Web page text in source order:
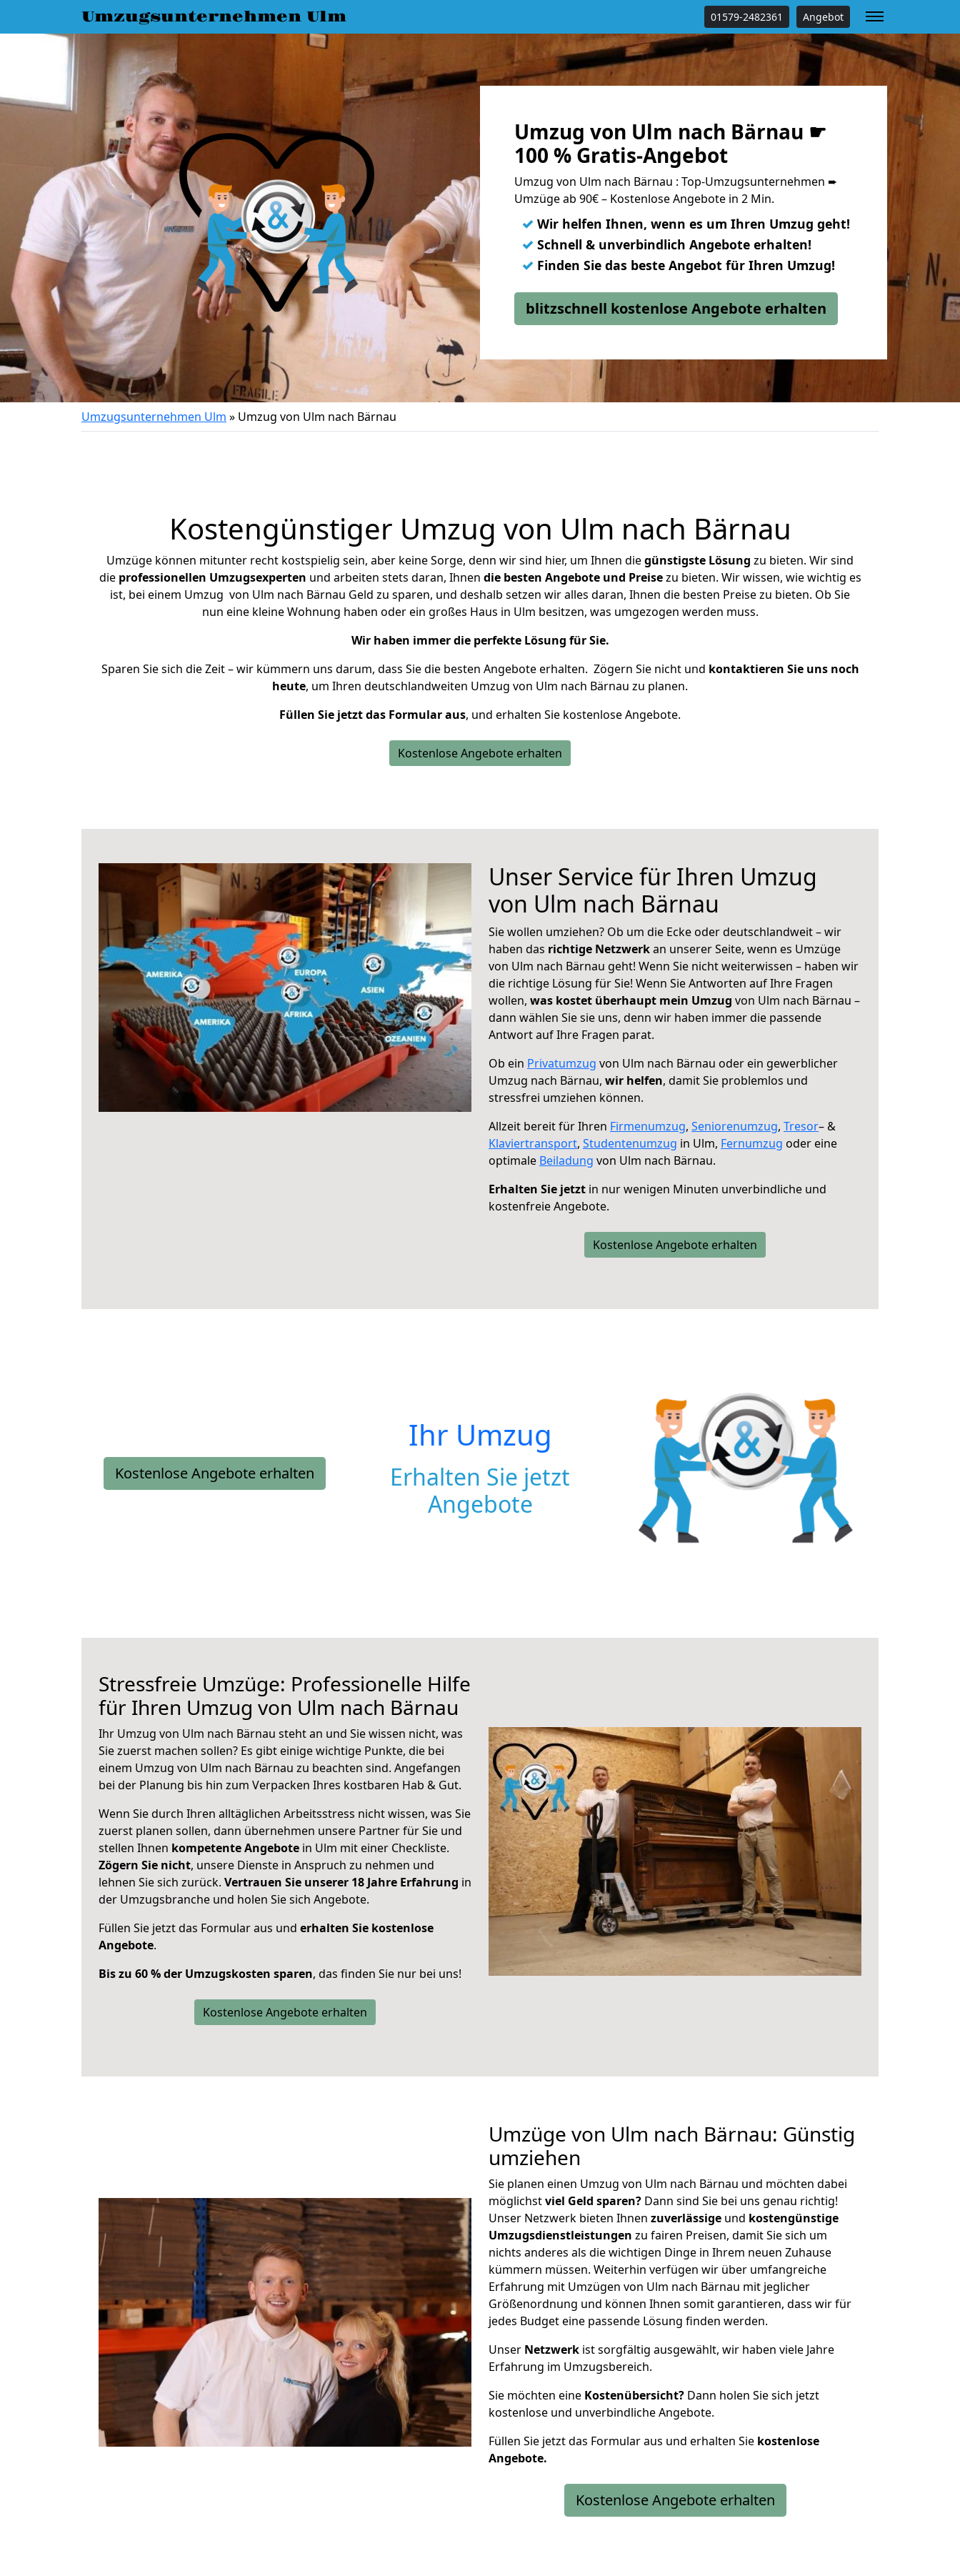
Umzugsunternehmen Ulm 01579-2482361 Angebot
Umzug von Ulm nach Bärnau ☛
100 % Gratis-Angebot
Umzug von Ulm nach Bärnau : Top-Umzugsunternehmen ➨
Umzüge ab 90€ – Kostenlose Angebote in 2 Min.
✓ Wir helfen Ihnen, wenn es um Ihren Umzug geht!
✓ Schnell & unverbindlich Angebote erhalten!
✓ Finden Sie das beste Angebot für Ihren Umzug!
blitzschnell kostenlose Angebote erhalten
Umzugsunternehmen Ulm » Umzug von Ulm nach Bärnau
Kostengünstiger Umzug von Ulm nach Bärnau
Umzüge können mitunter recht kostspielig sein, aber keine Sorge, denn wir sind hier, um Ihnen diegünstigste Lösung zu bieten. Wir sind
die professionellen Umzugsexperten und arbeiten stets daran, Ihnen die besten Angebote und Preisezu bieten. Wir wissen, wie wichtig es
ist, bei einem Umzug von Ulm nach Bärnau Geld zu sparen, und deshalb setzen wir alles daran, Ihnen die besten Preise zu bieten. Ob Sie
nun eine kleine Wohnung haben oder ein großes Haus in Ulm besitzen, was umgezogen werden muss.
Wir haben immer die perfekte Lösung für Sie.
Sparen Sie sich die Zeit – wir kümmern uns darum, dass Sie die besten Angebote erhalten. Zögern Sie nicht und kontaktieren Sie uns noch
heute, um Ihren deutschlandweiten Umzug von Ulm nach Bärnau zu planen.
Füllen Sie jetzt das Formular aus, und erhalten Sie kostenlose Angebote.
Kostenlose Angebote erhalten
Unser Service für Ihren Umzug
von Ulm nach Bärnau
Sie wollen umziehen? Ob um die Ecke oder deutschlandweit – wir
haben das richtige Netzwerkan unserer Seite, wenn es Umzüge
von Ulm nach Bärnau geht! Wenn Sie nicht weiterwissen – haben wir
die richtige Lösung für Sie! Wenn Sie Antworten auf Ihre Fragen
wollen, was kostet überhaupt mein Umzug von Ulm nach Bärnau –
dann wählen Sie sie uns, denn wir haben immer die passende
Antwort auf Ihre Fragen parat.
Ob ein Privatumzug von Ulm nach Bärnau oder ein gewerblicher
Umzug nach Bärnau, wir helfen, damit Sie problemlos und
stressfrei umziehen können.
Allzeit bereit für Ihren Firmenumzug, Seniorenumzug, Tresor– &
Klaviertransport, Studentenumzug in Ulm, Fernumzug oder eine
optimale Beiladung von Ulm nach Bärnau.
Erhalten Sie jetzt in nur wenigen Minuten unverbindliche und
kostenfreie Angebote.
Kostenlose Angebote erhalten
Kostenlose Angebote erhalten
Ihr Umzug
Erhalten Sie jetzt
Angebote
Stressfreie Umzüge: Professionelle Hilfe
für Ihren Umzug von Ulm nach Bärnau
Ihr Umzug von Ulm nach Bärnau steht an und Sie wissen nicht, was
Sie zuerst machen sollen? Es gibt einige wichtige Punkte, die bei
einem Umzug von Ulm nach Bärnau zu beachten sind. Angefangen
bei der Planung bis hin zum Verpacken Ihres kostbaren Hab & Gut.
Wenn Sie durch Ihren alltäglichen Arbeitsstress nicht wissen, was Sie
zuerst planen sollen, dann übernehmen unsere Partner für Sie und
stellen Ihnen kompetente Angebote in Ulm mit einer Checkliste.
Zögern Sie nicht, unsere Dienste in Anspruch zu nehmen und
lehnen Sie sich zurück. Vertrauen Sie unserer 18 Jahre Erfahrung in
der Umzugsbranche und holen Sie sich Angebote.
Füllen Sie jetzt das Formular aus und erhalten Sie kostenlose
Angebote.
Bis zu 60 % der Umzugskosten sparen, das finden Sie nur bei uns!
Kostenlose Angebote erhalten
Umzüge von Ulm nach Bärnau: Günstig
umziehen
Sie planen einen Umzug von Ulm nach Bärnau und möchten dabei
möglichstviel Geld sparen? Dann sind Sie bei uns genau richtig!
Unser Netzwerk bieten Ihnen zuverlässige und kostengünstige
Umzugsdienstleistungen zu fairen Preisen, damit Sie sich um
nichts anderes als die wichtigen Dinge in Ihrem neuen Zuhause
kümmern müssen. Weiterhin verfügen wir über umfangreiche
Erfahrung mit Umzügen von Ulm nach Bärnau mit jeglicher
Größenordnung und können Ihnen somit garantieren, dass wir für
jedes Budget eine passende Lösung finden werden.
Unser Netzwerk ist sorgfältig ausgewählt, wir haben viele Jahre
Erfahrung im Umzugsbereich.
Sie möchten eine Kostenübersicht? Dann holen Sie sich jetzt
kostenlose und unverbindliche Angebote.
Füllen Sie jetzt das Formular aus und erhalten Sie kostenlose
Angebote.
Kostenlose Angebote erhalten